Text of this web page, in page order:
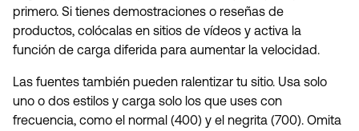
primero. Si tienes demostraciones o reseñas de
productos, colócalas en sitios de vídeos y activa la
función de carga diferida para aumentar la velocidad.
Las fuentes también pueden ralentizar tu sitio. Usa solo
uno o dos estilos y carga solo los que uses con
frecuencia, como el normal (400) y el negrita (700). Omita